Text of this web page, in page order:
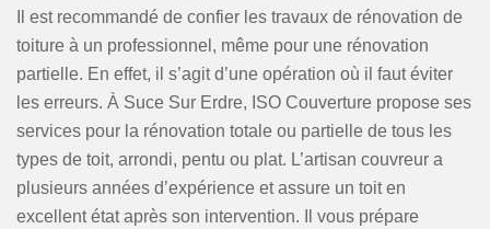
Il est recommandé de confier les travaux de rénovation de
toiture à un professionnel, même pour une rénovation
partielle. En effet, il s’agit d’une opération où il faut éviter
les erreurs. À Suce Sur Erdre, ISO Couverture propose ses
services pour la rénovation totale ou partielle de tous les
types de toit, arrondi, pentu ou plat. L’artisan couvreur a
plusieurs années d’expérience et assure un toit en
excellent état après son intervention. Il vous prépare